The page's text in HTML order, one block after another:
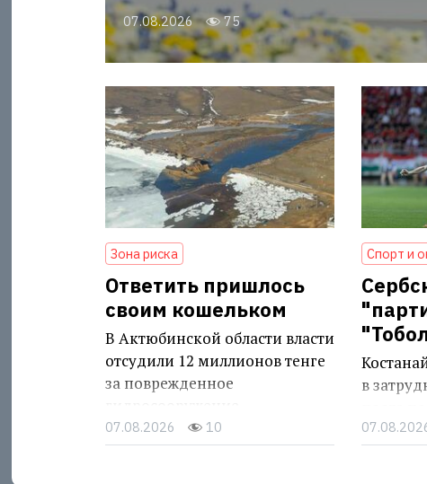
07.08.2026 75
Зона риска
Ответить пришлось
своим кошельком
В Актюбинской области власти
отсудили 12 миллионов тенге
за поврежденное
07.08.2026 10
Спорт и
в
после